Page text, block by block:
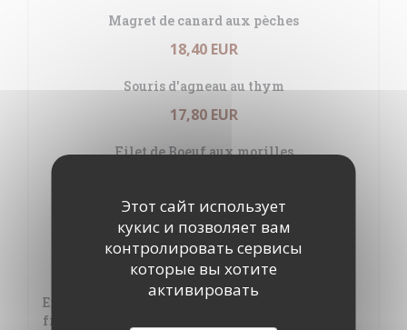
Этот сайт использует
кукис и позволяет вам
контролировать сервисы
которые вы хотите
активировать
Magret de canard aux pèches
18,40 EUR
Souris d'agneau au thym
17,80 EUR
Filet de Boeuf aux morilles
+ 2€
Tête de veau sauce gribiche
17,80 EUR
Entrecôte grillée au beurre persillé et frites
fraîches